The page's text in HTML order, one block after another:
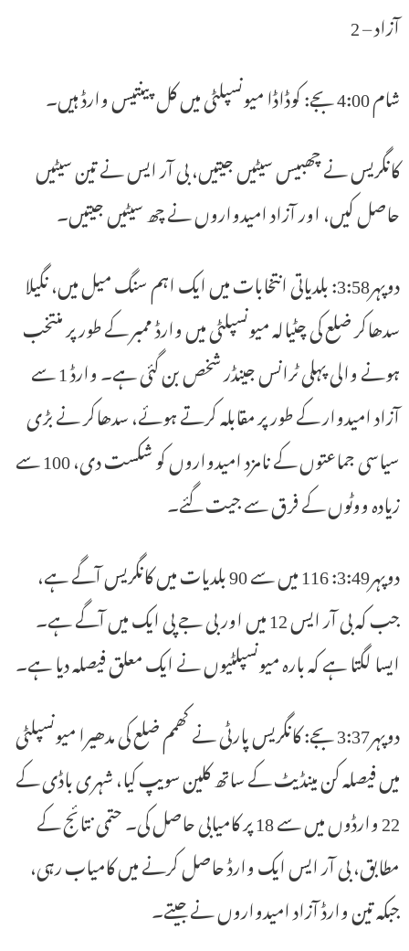
آزاد – 2
شام 4:00 بجے: کوڈاڈا میونسپلٹی میں کل پینتیس وارڈ ہیں۔
کانگریس نے چھبیس سیٹیں جیتیں، بی آر ایس نے تین سیٹیں
حاصل کیں، اور آزاد امیدواروں نے چھ سیٹیں جیتیں۔
دوپہر3:58: بلدیاتی انتخابات میں ایک اہم سنگ میل میں، نگیلا
سدھاکر ضلع کی چٹیالہ میونسپلٹی میں وارڈ ممبر کے طور پر منتخب
ہونے والی پہلی ٹرانس جینڈر شخص بن گئی ہے۔ وارڈ 1 سے
آزاد امیدوار کے طور پر مقابلہ کرتے ہوئے، سدھاکر نے بڑی
سیاسی جماعتوں کے نامزد امیدواروں کو شکست دی، 100 سے
زیادہ ووٹوں کے فرق سے جیت گئے۔
دوپہر3:49: 116 میں سے 90 بلدیات میں کانگریس آگے ہے،
جب کہ بی آر ایس 12 میں اور بی جے پی ایک میں آگے ہے۔
ایسا لگتا ہے کہ بارہ میونسپلٹیوں نے ایک معلق فیصلہ دیا ہے۔
دوپہر3:37 بجے: کانگریس پارٹی نے کھمم ضلع کی مدھیرا میونسپلٹی
میں فیصلہ کن مینڈیٹ کے ساتھ کلین سویپ کیا، شہری باڈی کے
22 وارڈوں میں سے 18 پر کامیابی حاصل کی۔ حتمی نتائج کے
مطابق، بی آر ایس ایک وارڈ حاصل کرنے میں کامیاب رہی،
جبکہ تین وارڈ آزاد امیدواروں نے جیتے۔